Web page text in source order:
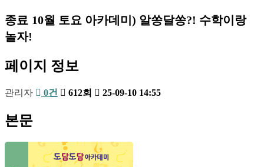
종료 10월 토요 아카데미) 알쏭달쏭?! 수학이랑
놀자!
페이지 정보
관리자 0건 612회 25-09-10 14:55
본문